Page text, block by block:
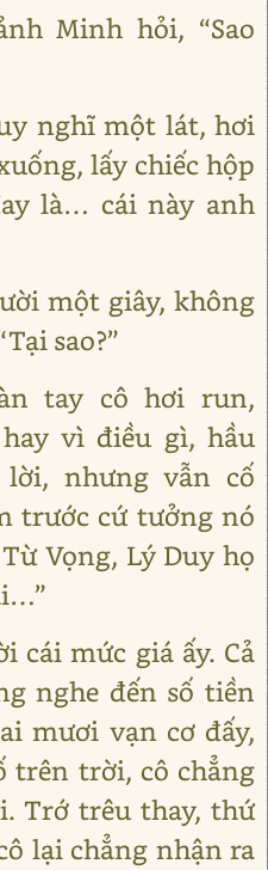
Minh hỏi, “Sao
nghĩ một lát, hơi
lấy chiếc hộp
là… cái này anh
một giây, không
sao?”
tay cô hơi run,
vì điều gì, hầu
nhưng vẫn cố
trước cứ tưởng nó
Vọng, Lý Duy họ
cái mức giá ấy. Cả
nghe đến số tiền
mươi vạn cơ đấy,
trên trời, cô chẳng
Trớ trêu thay, thứ
lại chẳng nhận ra